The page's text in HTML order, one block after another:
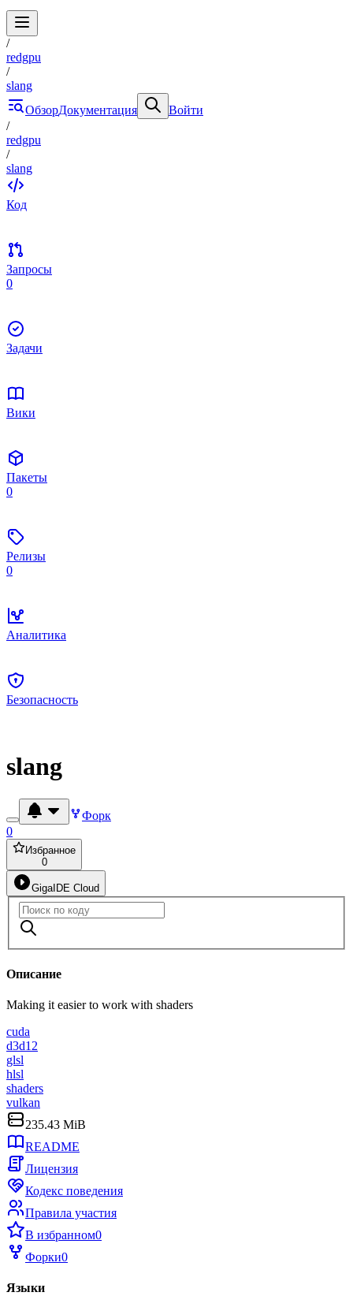
/
redgpu
/
slang
ОбзорДокументация
Войти
/
redgpu
/
slang
Код
Запросы
0
Задачи
Вики
Пакеты
0
Релизы
0
Аналитика
Безопасность
slang
Форк
0
Избранное
0
GigaIDE Cloud
Описание
Making it easier to work with shaders
cuda
d3d12
glsl
hlsl
shaders
vulkan
235.43 MiB
README
Лицензия
Кодекс поведения
Правила участия
В избранном0
Форки0
Языки